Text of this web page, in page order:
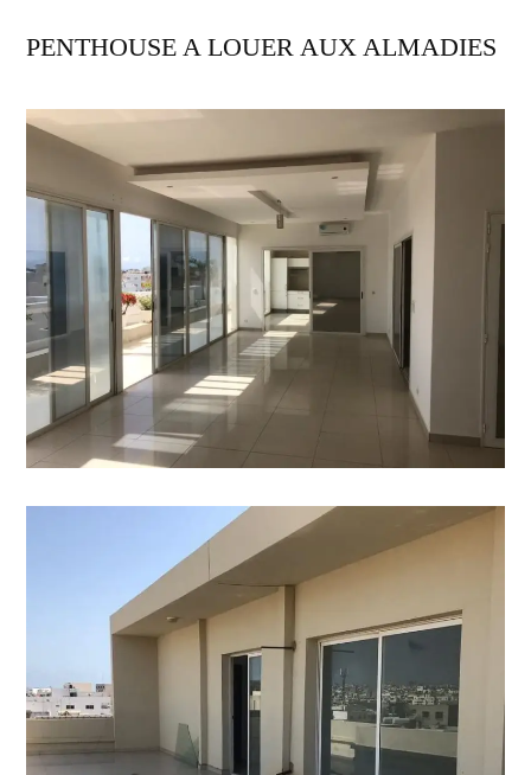
PENTHOUSE A LOUER AUX ALMADIES